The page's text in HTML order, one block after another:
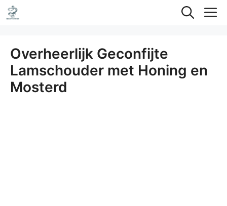
Ga
naar
inhoud
Overheerlijk Geconfijte
Lamschouder met Honing en
Mosterd